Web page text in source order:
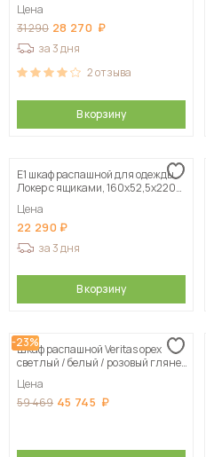
Цена
31 290 28 270
за 3 дня
2отзыва
В корзину
Е1 шкаф распашной для одежды
Локер с ящиками, 160х52,5х220
Цена
22 290
за 3 дня
В корзину
-23%
Шкаф распашной Veritas орех
светлый / белый / розовый глянец
Цена
59 469 45 745